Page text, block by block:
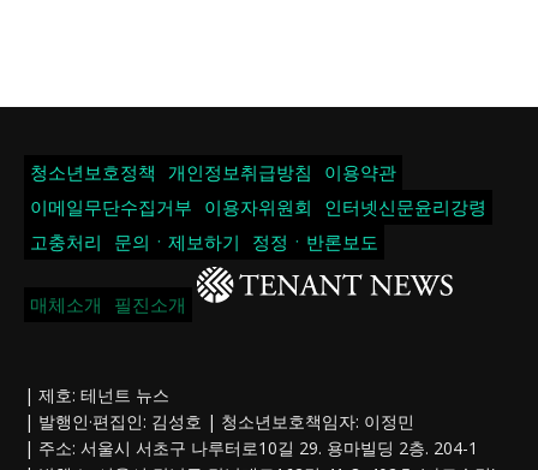
청소년보호정책 개인정보취급방침
이용약관
이메일무단수집거부
이용자위원회
인터넷신문윤리강령
고충처리
문의ㆍ제보하기 정정ㆍ반론보도
매체소개 필진소개
| 제호: 테넌트 뉴스
| 발행인·편집인: 김성호 | 청소년보호책임자: 이정민
| 주소: 서울시 서초구 나루터로10길 29. 용마빌딩 2층. 204-1